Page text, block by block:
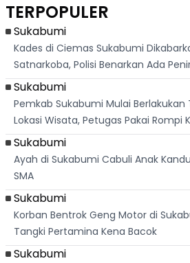
Banteng
"Bang Messi"
TERPOPULER
Sukabumi
Kades di Ciemas Sukabumi
Satnarkoba, Polisi Benarkan Ada
Sukabumi
Pemkab Sukabumi Mulai Berlakukan
Lokasi Wisata, Petugas Pakai Rompi
Sukabumi
Ayah di Sukabumi Cabuli Anak
SMA
Sukabumi
Korban Bentrok Geng Motor di
Tangki Pertamina Kena Bacok
Sukabumi